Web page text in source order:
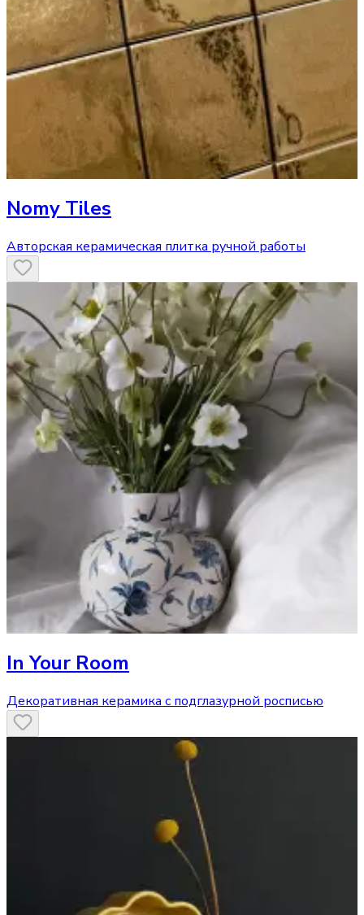
Nomy Tiles
Авторская керамическая плитка ручной работы
In Your Room
Декоративная керамика с подглазурной росписью